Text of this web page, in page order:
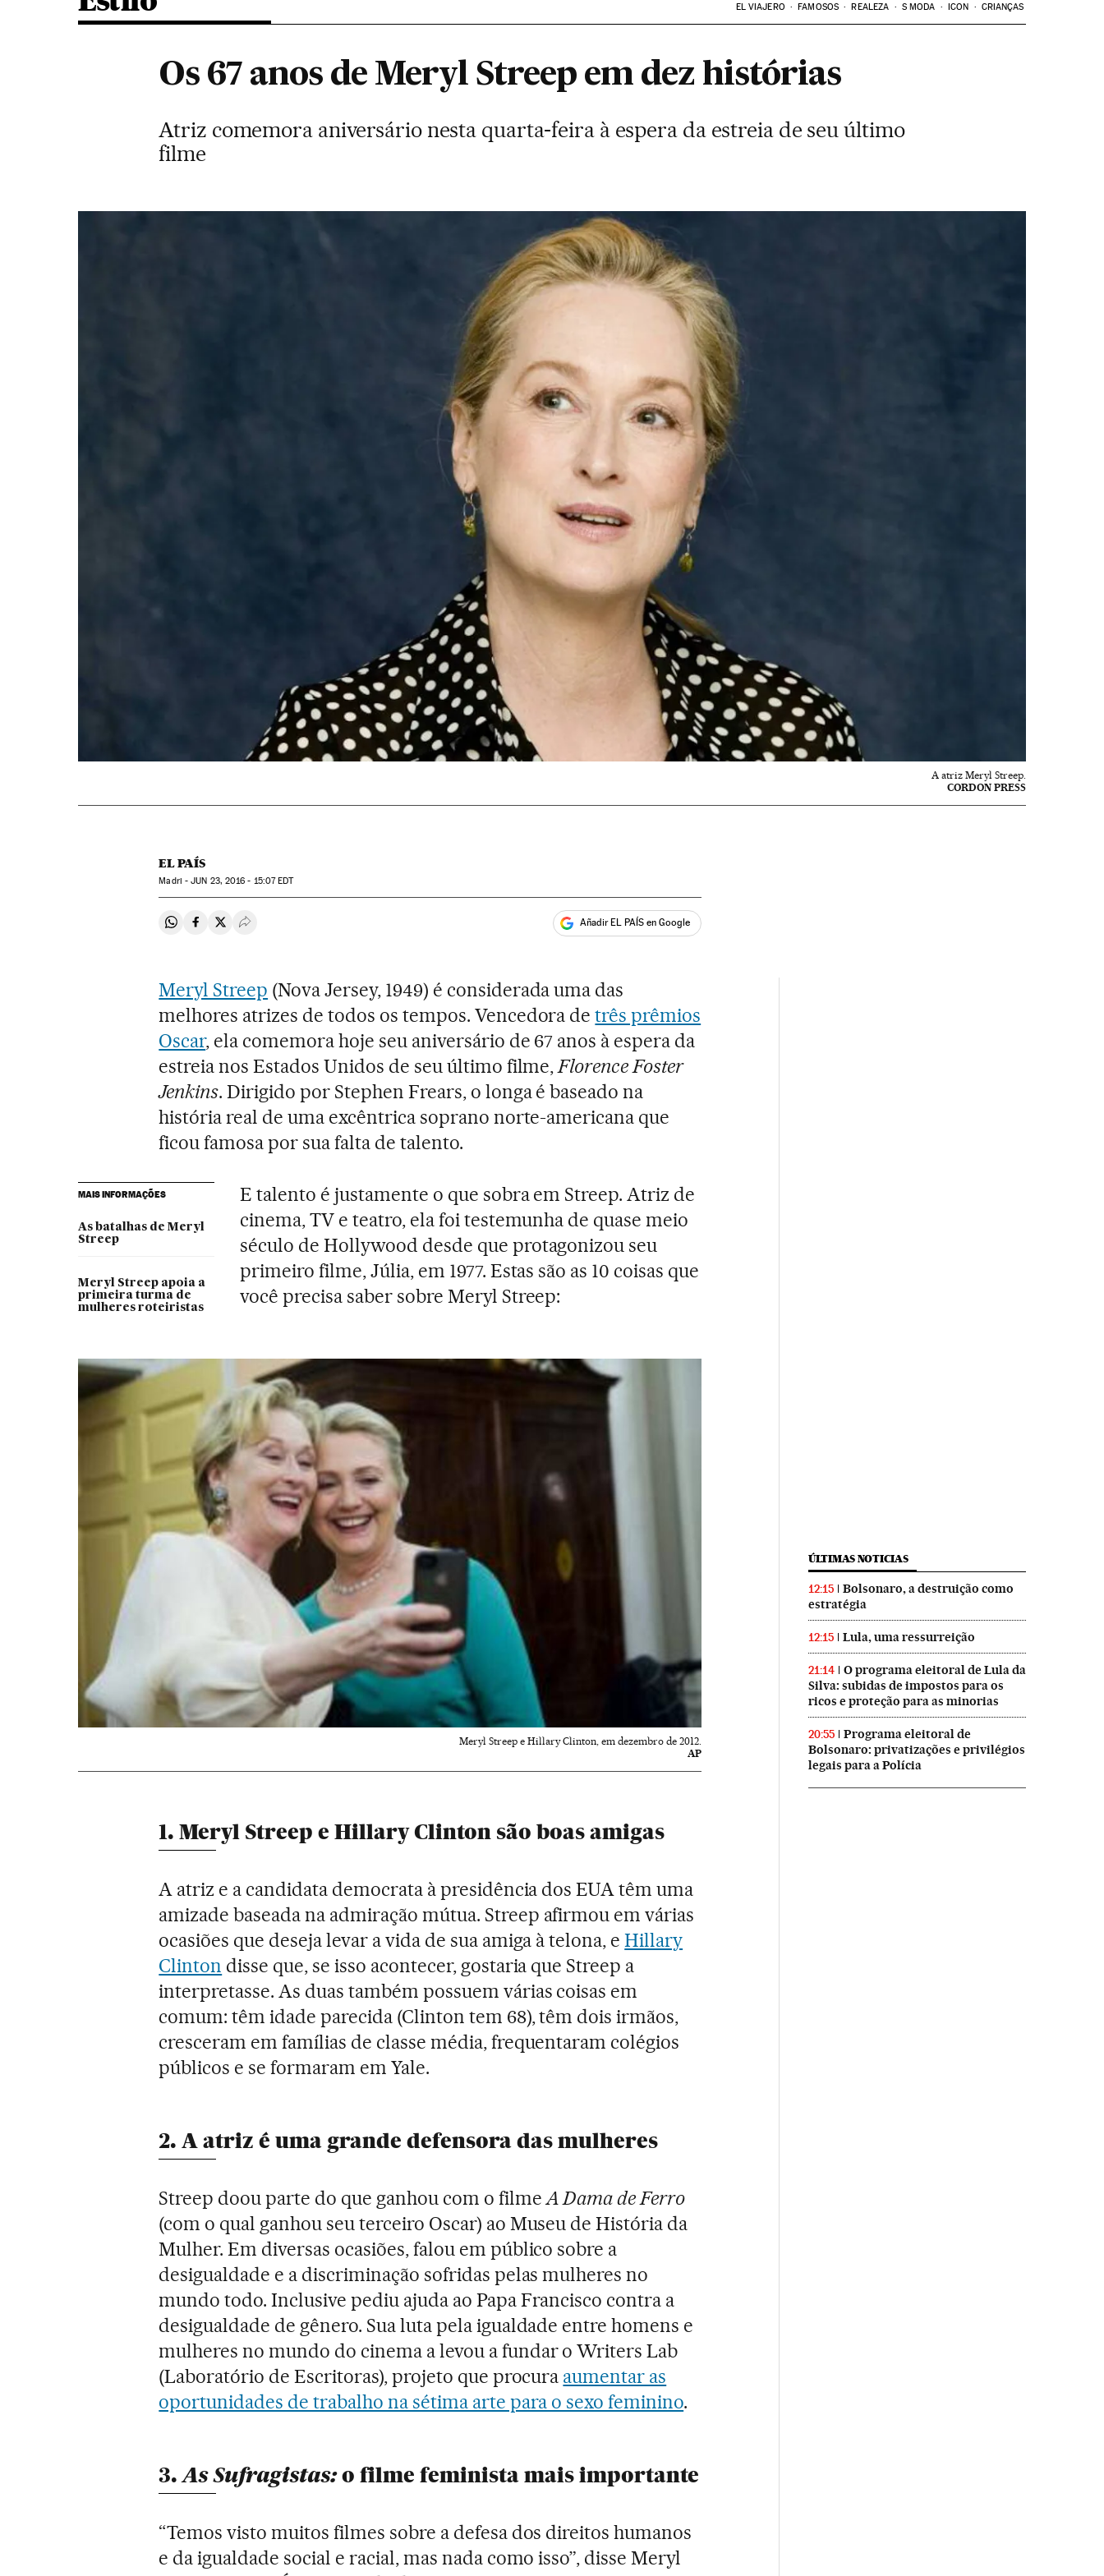
EL VIAJERO FAMOSOS REALEZA S MODA ICON CRIANÇAS
Os 67 anos de Meryl Streep em dez histórias
Atriz comemora aniversário nesta quarta-feira à espera da estreia de seu último
filme
A atriz Meryl Streep.
CORDON PRESS
EL PAÍS
Madri -JUN 23, 2016 - 15:07EDT
Compartir en Whatsapp
Compartir en Facebook
Compartir en Twitter
Desplegar Redes Sociales Añadir EL PAÍS en Google
Meryl Streep (Nova Jersey, 1949) é considerada uma das
melhores atrizes de todos os tempos. Vencedora detrês prêmios
Oscar, ela comemora hoje seu aniversário de 67 anos à espera da
estreia nos Estados Unidos de seu último filme,Florence Foster
Jenkins. Dirigido por Stephen Frears, o longa é baseado na
história real de uma excêntrica soprano norte-americana que
ficou famosa por sua falta de talento.
MAIS INFORMAÇÕES
As batalhas de Meryl
Streep
Meryl Streep apoia a
primeira turma de
mulheres roteiristas
E talento é justamente o que sobra em Streep. Atriz de
cinema, TV e teatro, ela foi testemunha de quase meio
século de Hollywood desde que protagonizou seu
primeiro filme, Júlia, em 1977. Estas são as 10 coisas que
você precisa saber sobre Meryl Streep:
Meryl Streep e Hillary Clinton, em dezembro de 2012.
AP
1. Meryl Streep e Hillary Clinton são boas amigas
A atriz e a candidata democrata à presidência dos EUA têm uma
amizade baseada na admiração mútua. Streep afirmou em várias
ocasiões que deseja levar a vida de sua amiga à telona, eHillary
Clinton disse que, se isso acontecer, gostaria que Streep a
interpretasse. As duas também possuem várias coisas em
comum: têm idade parecida (Clinton tem 68), têm dois irmãos,
cresceram em famílias de classe média, frequentaram colégios
públicos e se formaram em Yale.
2. A atriz é uma grande defensora das mulheres
Streep doou parte do que ganhou com o filmeA Dama de Ferro
(com o qual ganhou seu terceiro Oscar) ao Museu de História da
Mulher. Em diversas ocasiões, falou em público sobre a
desigualdade e a discriminação sofridas pelas mulheres no
mundo todo. Inclusive pediu ajuda ao Papa Francisco contra a
desigualdade de gênero. Sua luta pela igualdade entre homens e
mulheres no mundo do cinema a levou a fundar o Writers Lab
(Laboratório de Escritoras), projeto que procura aumentar as
oportunidades de trabalho na sétima arte para o sexo feminino.
3.As Sufragistas:o filme feminista mais importante
“Temos visto muitos filmes sobre a defesa dos direitos humanos
e da igualdade social e racial, mas nada como isso”, disse Meryl
ÚLTIMAS NOTICIAS
12:15
Bolsonaro, a destruição como
estratégia
12:15 Lula, uma ressurreição
21:14
O programa eleitoral de Lula da
Silva: subidas de impostos para os
ricos e proteção para as minorias
20:55
Programa eleitoral de
Bolsonaro: privatizações e privilégios
legais para a Polícia